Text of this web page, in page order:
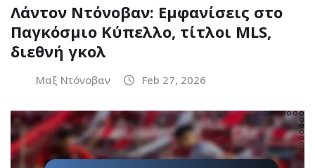
Λάντον Ντόνοβαν: Εμφανίσεις στο
Παγκόσμιο Κύπελλο, τίτλοι MLS,
διεθνή γκολ
Μαξ Ντόνοβαν Feb 27, 2026